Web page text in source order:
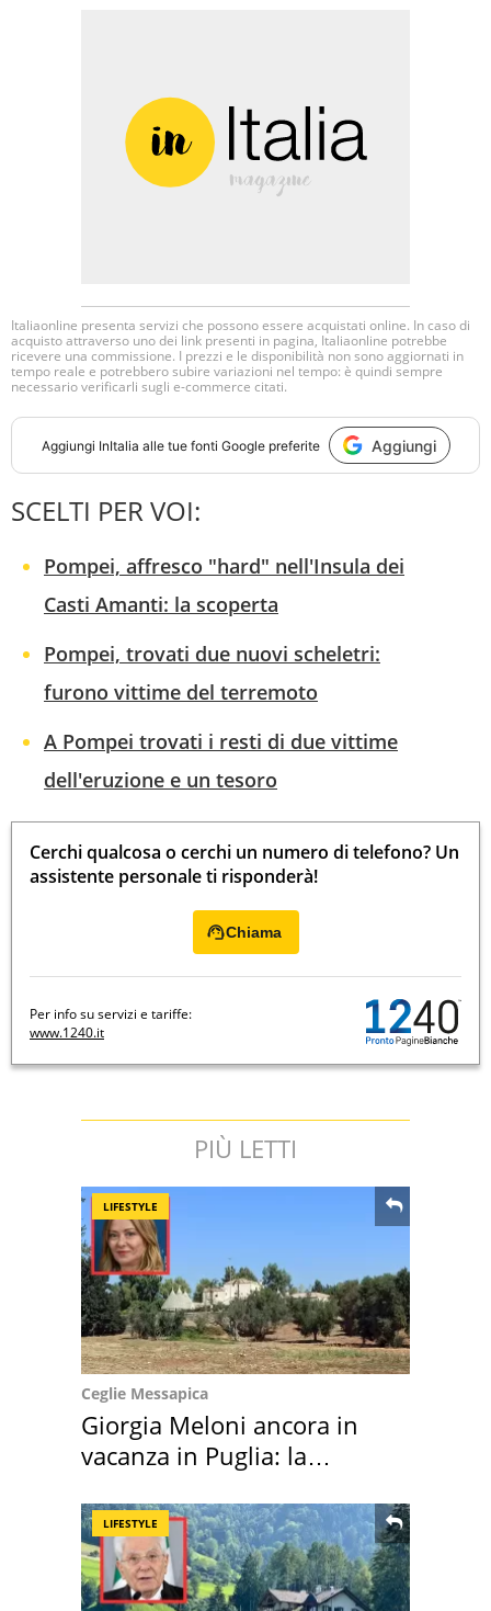
Italiaonline presenta servizi che possono essere acquistati online. In caso di
acquisto attraverso uno dei link presenti in pagina, Italiaonline potrebbe
ricevere una commissione. I prezzi e le disponibilità non sono aggiornati in
tempo reale e potrebbero subire variazioni nel tempo: è quindi sempre
necessario verificarli sugli e-commerce citati.
Aggiungi InItalia alle tue fonti Google preferite Aggiungi
SCELTI PER VOI:
Pompei, affresco "hard" nell'Insula dei
Casti Amanti: la scoperta
Pompei, trovati due nuovi scheletri:
furono vittime del terremoto
A Pompei trovati i resti di due vittime
dell'eruzione e un tesoro
Cerchi qualcosa o cerchi un numero di telefono? Un
assistente personale ti risponderà!
Chiama
Per info su servizi e tariffe:
www.1240.it
PIÙ LETTI
LIFESTYLE
Ceglie Messapica
Giorgia Meloni ancora in
vacanza in Puglia: la
LIFESTYLE